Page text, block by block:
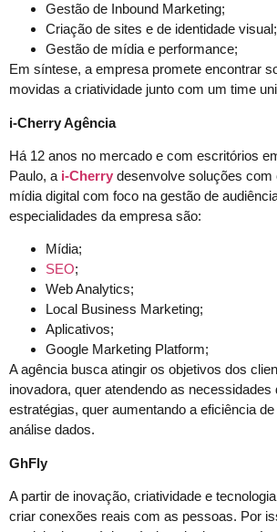
Gestão de Inbound Marketing;
Criação de sites e de identidade visual;
Gestão de mídia e performance;
Em síntese, a empresa promete encontrar
movidas a criatividade junto com um time
i-Cherry Agência
Há 12 anos no mercado e com escritórios
Paulo, a i-Cherry desenvolve soluções com
mídia digital com foco na gestão de
especialidades da empresa são:
Mídia;
SEO;
Web Analytics;
Local Business Marketing;
Aplicativos;
Google Marketing Platform;
A agência busca atingir os objetivos dos
inovadora, quer atendendo as necessidades
estratégias, quer aumentando a eficiência
análise dados.
GhFly
A partir de inovação, criatividade e
criar conexões reais com as pessoas. Por